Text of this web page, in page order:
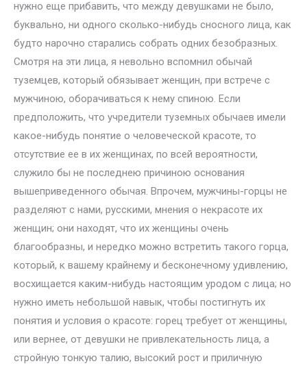
нужно еще прибавить, что между девушками не было,
буквально, ни одного сколько-нибудь сносного лица, как
будто нарочно старались собрать одних безобразных.
Смотря на эти лица, я невольно вспомнил обычай
туземцев, который обязывает женщин, при встрече с
мужчиною, оборачиваться к нему спиною. Если
предположить, что учредители туземных обычаев имели
какое-нибудь понятие о человеческой красоте, то
отсутствие ее в их женщинах, по всей вероятности,
служило бы не последнею причиною основания
вышеприведенного обычая. Впрочем, мужчины-горцы не
разделяют с нами, русскими, мнения о некрасоте их
женщин; они находят, что их женщины очень
благообразны, и нередко можно встретить такого горца,
который, к вашему крайнему и бесконечному удивлению,
восхищается каким-нибудь настоящим уродом с лица; но
нужно иметь небольшой навык, чтобы постигнуть их
понятия и условия о красоте: горец требует от женщины,
или вернее, от девушки не привлекательность лица, а
стройную тонкую талию, высокий рост и приличную